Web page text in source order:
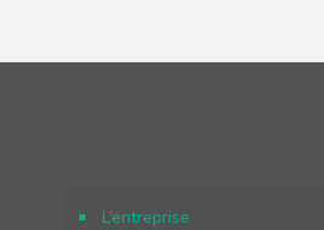
L’entreprise